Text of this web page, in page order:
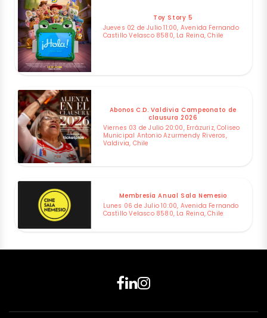
Toy Story 5
Jueves 02 de Julio 11:00, Avenida Fernando
Castillo Velasco 8580, La Reina, Chile
Abonos C.D. Valdivia Campeonato de
clausura 2026
Viernes 03 de Julio 20:00, Errázuriz, Coliseo
Municipal Antonio Azurmendy Riveros,
Valdivia, Chile
Membresía Anual Sala Nemesio
Lunes 06 de Julio 10:00, Avenida Fernando
Castillo Velasco 8580, La Reina, Chile